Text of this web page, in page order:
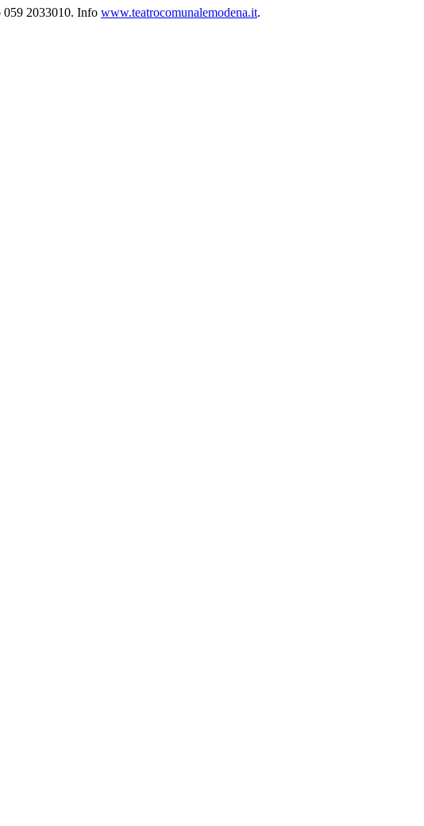
059 2033010. Info www.teatrocomunalemodena.it.